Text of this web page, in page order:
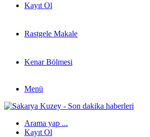
Kayıt Ol
Rastgele Makale
Kenar Bölmesi
Menü
Arama yap ...
Kayıt Ol